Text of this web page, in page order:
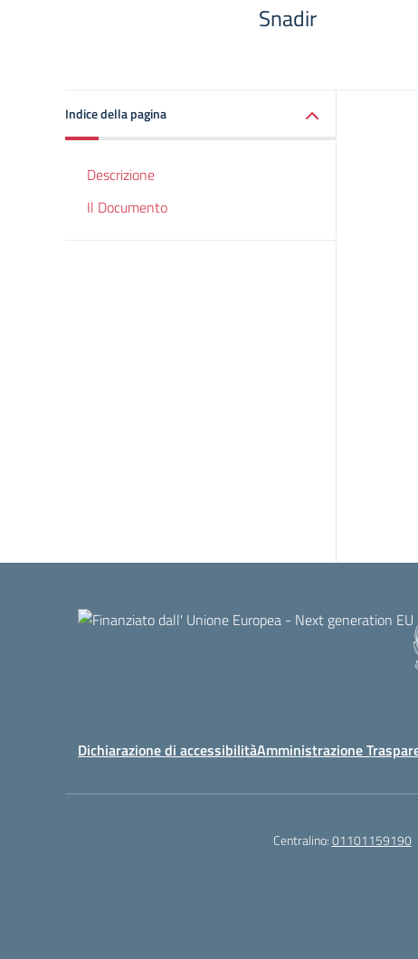
Snadir
Indice della pagina
Descrizione
Il Documento
Dichiarazione di accessibilitàAmministrazione
Centralino:01101159190